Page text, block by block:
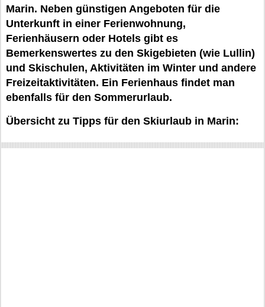
Marin. Neben günstigen Angeboten für die
Unterkunft in einer Ferienwohnung,
Ferienhäusern oder Hotels gibt es
Bemerkenswertes zu den Skigebieten (wie Lullin)
und Skischulen, Aktivitäten im Winter und andere
Freizeitaktivitäten. Ein Ferienhaus findet man
ebenfalls für den Sommerurlaub.
Übersicht zu Tipps für den Skiurlaub in Marin: